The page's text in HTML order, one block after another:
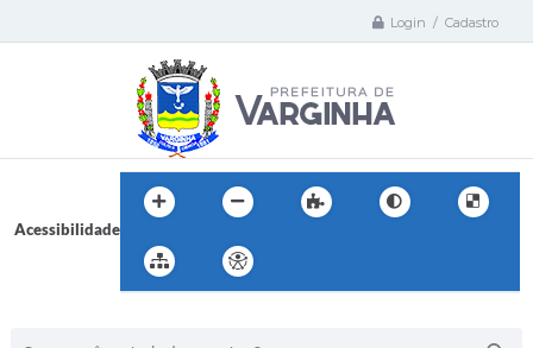
Login / Cadastro
Acessibilidade